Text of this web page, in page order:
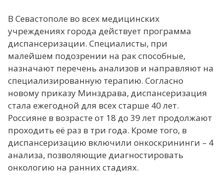
В Севастополе во всех медицинских
учреждениях города действует программа
диспансеризации. Специалисты, при
малейшем подозрении на рак способные,
назначают перечень анализов и направляют на
специализированную терапию. Согласно
новому приказу Минздрава, диспансеризация
стала ежегодной для всех старше 40 лет.
Россияне в возрасте от 18 до 39 лет продолжают
проходить её раз в три года. Кроме того, в
диспансеризацию включили онкоскрининги – 4
анализа, позволяющие диагностировать
онкологию на ранних стадиях.